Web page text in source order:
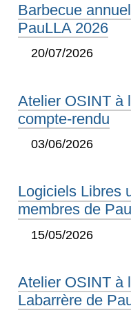
Barbecue
PauLLA 2026
20/07/2026
Atelier OSINT à
compte-rendu
03/06/2026
Logiciels Libres
membres de
15/05/2026
Atelier OSINT à
Labarrère de